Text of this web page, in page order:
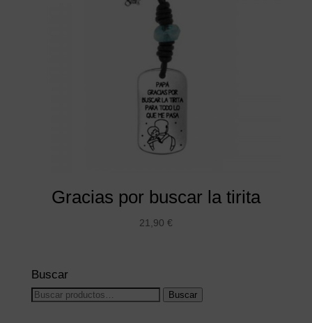
Gracias por buscar la tirita
21,90 €
Buscar
Buscar
Buscar